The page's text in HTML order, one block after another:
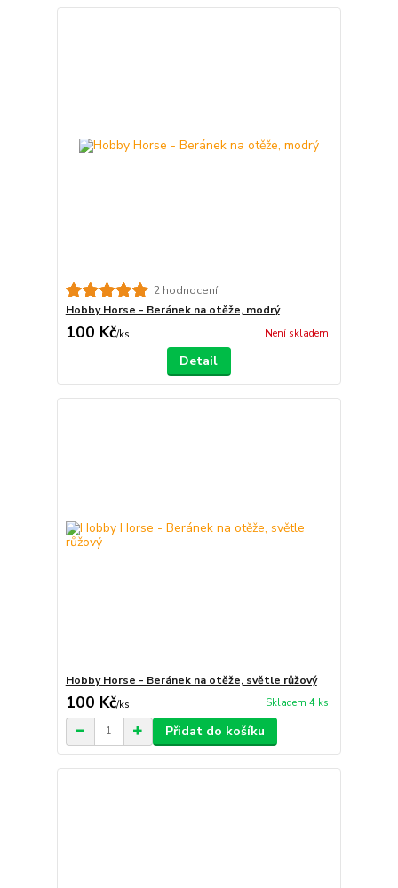
2 hodnocení
Hobby Horse - Beránek na otěže, modrý
100 Kč/ks Není skladem
Detail
Hobby Horse - Beránek na otěže, světle růžový
100 Kč/ks Skladem 4 ks
Přidat do košíku